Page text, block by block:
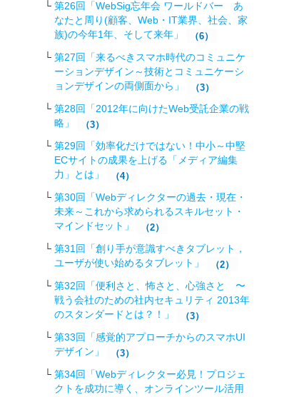
第26回「WebSig忘年会 ワールドバー あ
なたと周り(顧客、Web・IT業界、社会、家
族)の今年1年、そして来年」
（6）
第27回「来るべきスマホ時代のコミュニケ
ーションデザイン～技術とコミュニケーシ
ョンデザインの両側面から」
（3）
第28回「2012年に向けたWeb受託企業の戦
略 」
（3）
第29回「効率化だけではない！中小～中堅
ECサイトの成果を上げる「メディア編集
力」とは」
（4）
第30回「Webディレクターの過去・現在・
未来～これから求められるスキルセット・
マインドセット」
（2）
第31回「創り手が意識すべきタブレット，
ユーザが使い始めるタブレット」
（2）
第32回「便利さと、怖さと、心強さと 〜
戦う会社のための社内セキュリティ 2013年
のスタンダードとは？！」
（3）
第33回「感覚的アプローチからのスマホUI
デザイン」
（3）
第34回「Webディレクター必見！プロジェ
クトを成功に導く、オンラインツール活用